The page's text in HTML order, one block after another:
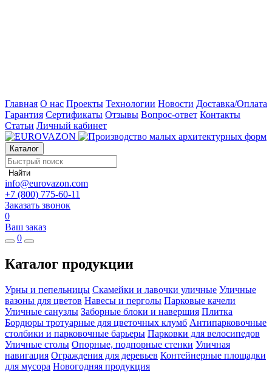
Главная О нас Проекты Технологии Новости Доставка/Оплата
Гарантия Сертификаты Отзывы Вопрос-ответ Контакты
Статьи Личный кабинет
Каталог
Найти
info@eurovazon.com
+7 (800) 775-60-11
Заказать звонок
0
Ваш заказ
0
Каталог продукции
Урны и пепельницы Скамейки и лавочки уличные Уличные
вазоны для цветов Навесы и перголы Парковые качели
Уличные санузлы Заборные блоки и навершия Плитка
Бордюры тротуарные для цветочных клумб Антипарковочные
столбики и парковочные барьеры Парковки для велосипедов
Уличные столы Опорные, подпорные стенки Уличная
навигация Ограждения для деревьев Контейнерные площадки
для мусора Новогодняя продукция